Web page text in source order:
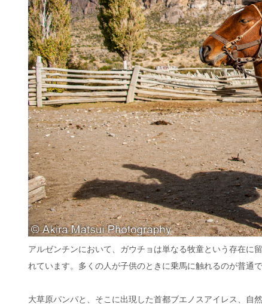
アルゼンチンにおいて、ガウチョは単なる牧童という存在に
れています。多くの人が子供のときに乗馬に触れるのが普通
大草原パンパと、そこに出現した首都ブエノスアイレス、自